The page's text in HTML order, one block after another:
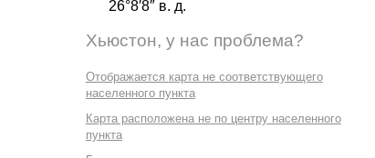
26°8′8″ в. д.
Хьюстон, у нас проблема?
Отображается карта не соответствующего
населенного пункта
Карта расположена не по центру населенного
пункта